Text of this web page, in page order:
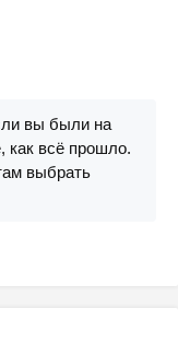
вы были на
как всё прошло.
выбрать